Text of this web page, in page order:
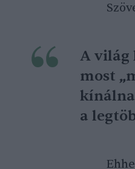
A világ
most
a